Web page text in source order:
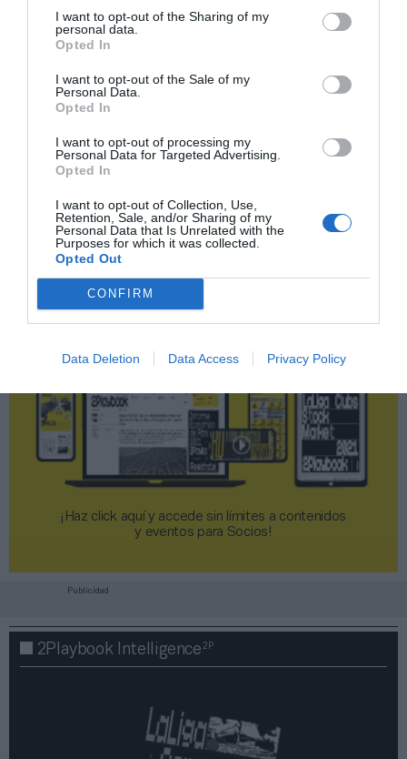
I want to opt-out of the Sharing of my
personal data.
Opted In
I want to opt-out of the Sale of my
Personal Data.
Opted In
I want to opt-out of processing my
Personal Data for Targeted Advertising.
Opted In
I want to opt-out of Collection, Use,
Retention, Sale, and/or Sharing of my
Personal Data that Is Unrelated with the
Purposes for which it was collected.
Opted Out
CONFIRM
Data Deletion Data Access Privacy Policy
Compartir
Imprimir
Publicidad
2Playbook Club2P
¡Haz click aquí y accede sin límites a contenidos
y eventos para Socios!​​​​​​​
Publicidad
2Playbook Intelligence2P